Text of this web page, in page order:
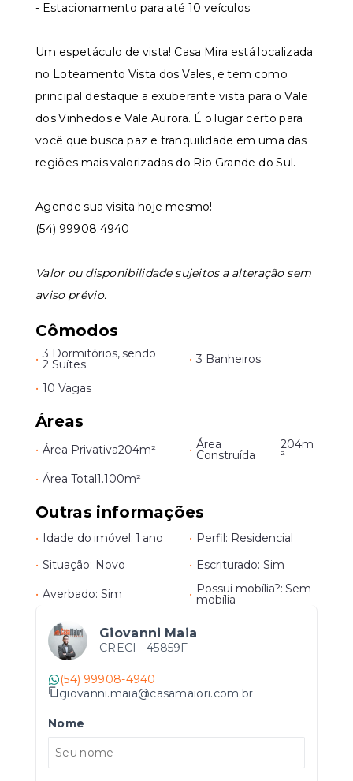
- Estacionamento para até 10 veículos
Um espetáculo de vista! Casa Mira está localizada
no Loteamento Vista dos Vales, e tem como
principal destaque a exuberante vista para o Vale
dos Vinhedos e Vale Aurora. É o lugar certo para
você que busca paz e tranquilidade em uma das
regiões mais valorizadas do Rio Grande do Sul.
Agende sua visita hoje mesmo!
(54) 99908.4940
Valor ou disponibilidade sujeitos a alteração sem
aviso prévio.
Cômodos
• 3 Dormitórios, sendo
2 Suítes • 3 Banheiros
• 10 Vagas
Áreas
• Área Privativa204m² • Área
Construída
204m
²
• Área Total1.100m²
Outras informações
• Idade do imóvel: 1 ano • Perfil: Residencial
• Situação: Novo • Escriturado: Sim
• Averbado: Sim • Possui mobília?: Sem
mobília
Giovanni Maia
CRECI - 45859F
(54) 99908-4940
giovanni.maia@casamaiori.com.br
Nome